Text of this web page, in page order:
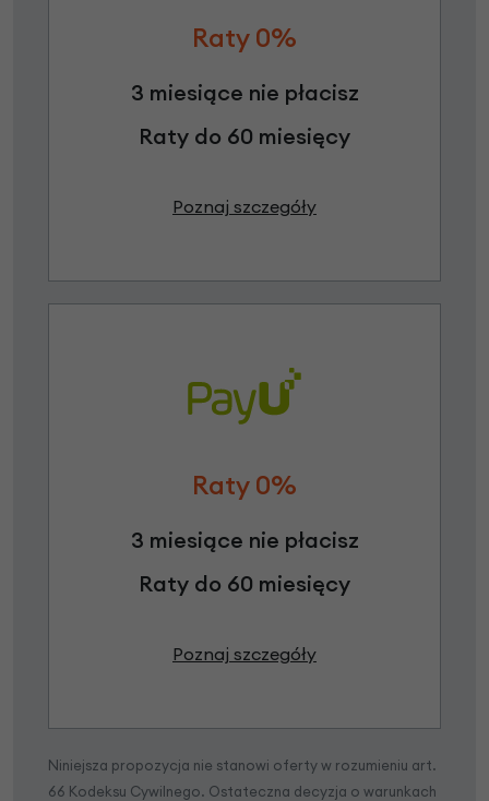
Raty 0%
3 miesiące nie płacisz
Raty do 60 miesięcy
Poznaj szczegóły
Raty 0%
3 miesiące nie płacisz
Raty do 60 miesięcy
Poznaj szczegóły
Niniejsza propozycja nie stanowi oferty w rozumieniu art.
66 Kodeksu Cywilnego. Ostateczna decyzja o warunkach